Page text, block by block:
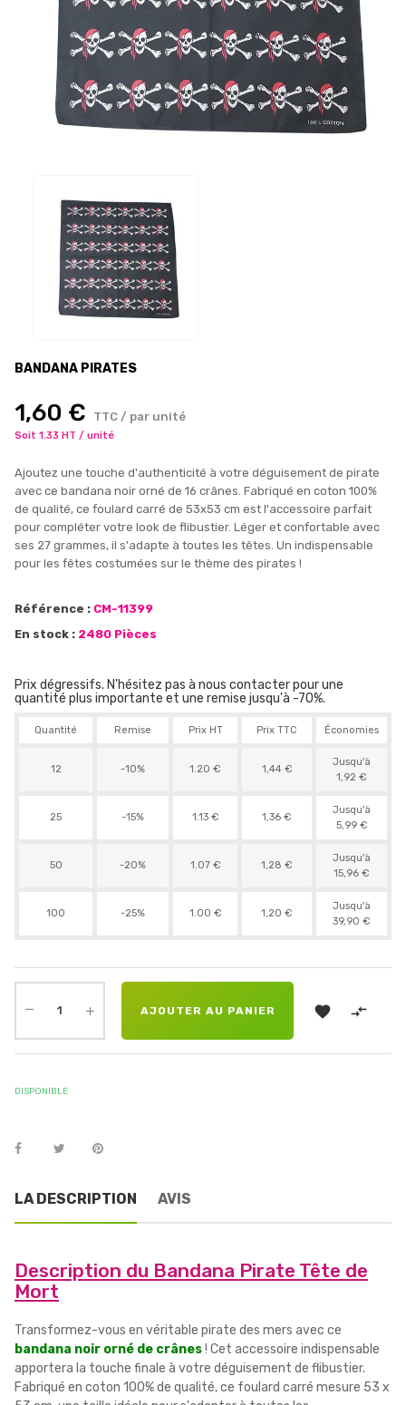
BANDANA PIRATES
1,60 € TTC / par unité
Soit 1.33 HT / unité
Ajoutez une touche d'authenticité à votre déguisement de pirate
avec ce bandana noir orné de 16 crânes. Fabriqué en coton 100%
de qualité, ce foulard carré de 53x53 cm est l'accessoire parfait
pour compléter votre look de flibustier. Léger et confortable avec
ses 27 grammes, il s'adapte à toutes les têtes. Un indispensable
pour les fêtes costumées sur le thème des pirates !
Référence : CM-11399
En stock : 2480 Pièces
Prix dégressifs. N'hésitez pas à nous contacter pour une
quantité plus importante et une remise jusqu'à -70%.
Quantité Remise Prix HT Prix TTC Économies
12 -10% 1.20 € 1,44 €
Jusqu'à
1,92 €
25 -15% 1.13 € 1,36 €
Jusqu'à
5,99 €
50 -20% 1.07 € 1,28 €
Jusqu'à
15,96 €
100 -25% 1.00 € 1,20 €
Jusqu'à
39,90 €
AJOUTER AU PANIER  
DISPONIBLE
LA DESCRIPTION AVIS
Description du Bandana Pirate Tête de
Mort
Transformez-vous en véritable pirate des mers avec ce
bandana noir orné de crânes! Cet accessoire indispensable
apportera la touche finale à votre déguisement de flibustier.
Fabriqué en coton 100% de qualité, ce foulard carré mesure 53 x